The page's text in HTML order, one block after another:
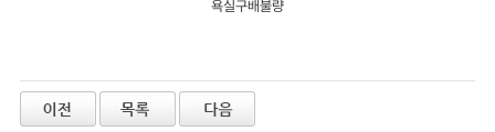
욕실구배불량